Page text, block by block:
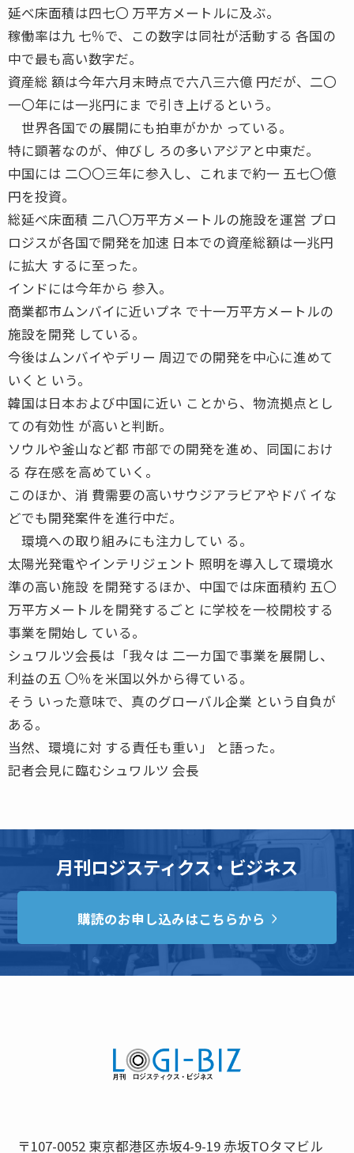
延べ床面積は四七〇 万平方メートルに及ぶ。
稼働率は九 七％で、この数字は同社が活動する 各国の
中で最も高い数字だ。
資産総 額は今年六月末時点で六八三六億 円だが、二〇
一〇年には一兆円にま で引き上げるという。
世界各国での展開にも拍車がかか っている。
特に顕著なのが、伸びし ろの多いアジアと中東だ。
中国には 二〇〇三年に参入し、これまで約一 五七〇億
円を投資。
総延べ床面積 二八〇万平方メートルの施設を運営 プロ
ロジスが各国で開発を加速 日本での資産総額は一兆円
に拡大 するに至った。
インドには今年から 参入。
商業都市ムンバイに近いプネ で十一万平方メートルの
施設を開発 している。
今後はムンバイやデリー 周辺での開発を中心に進めて
いくと いう。
韓国は日本および中国に近い ことから、物流拠点とし
ての有効性 が高いと判断。
ソウルや釜山など都 市部での開発を進め、同国におけ
る 存在感を高めていく。
このほか、消 費需要の高いサウジアラビアやドバ イな
どでも開発案件を進行中だ。
環境への取り組みにも注力してい る。
太陽光発電やインテリジェント 照明を導入して環境水
準の高い施設 を開発するほか、中国では床面積約 五〇
万平方メートルを開発するごと に学校を一校開校する
事業を開始し ている。
シュワルツ会長は「我々は 二一カ国で事業を展開し、
利益の五 〇％を米国以外から得ている。
そう いった意味で、真のグローバル企業 という自負が
ある。
当然、環境に対 する責任も重い」 と語った。
記者会見に臨むシュワルツ 会長
月刊ロジスティクス・ビジネス
購読のお申し込みはこちらから
〒107-0052 東京都港区赤坂4-9-19 赤坂TOタマビル